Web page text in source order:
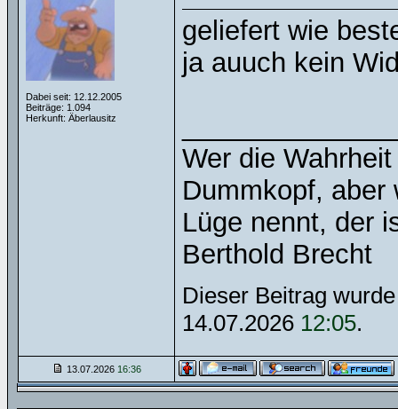
Dabei seit: 12.12.2005
Beiträge: 1.094
Herkunft: Äberlausitz
geliefert wie
ja auuch kein
Wer die
Dummkopf, aber
Lüge nennt, der
Berthold Brecht
Dieser Beitrag
14.07.2026 12:05.
13.07.2026 16:36